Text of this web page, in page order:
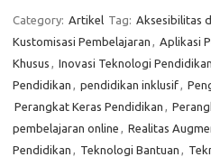
Category: Artikel Tag: Aksesibilitas
Kustomisasi Pembelajaran , Aplikasi
Khusus , Inovasi Teknologi Pendidikan
Pendidikan , pendidikan inklusif,
Perangkat Keras Pendidikan ,
pembelajaran online , Realitas
Pendidikan , Teknologi Bantuan ,